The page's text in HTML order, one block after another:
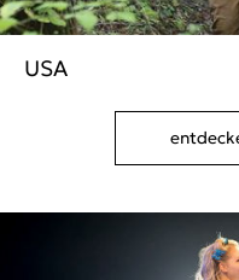
USA